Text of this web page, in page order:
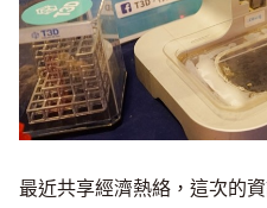
最近共享經濟熱絡，這次的